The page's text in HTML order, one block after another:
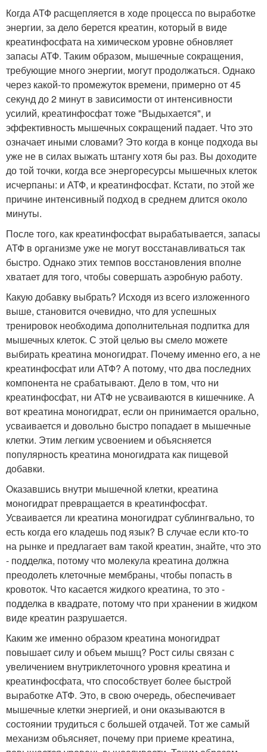
Когда АТФ расщепляется в ходе процесса по выработке
энергии, за дело берется креатин, который в виде
креатинфосфата на химическом уровне обновляет
запасы АТФ. Таким образом, мышечные сокращения,
требующие много энергии, могут продолжаться. Однако
через какой-то промежуток времени, примерно от 45
секунд до 2 минут в зависимости от интенсивности
усилий, креатинфосфат тоже "Выдыхается", и
эффективность мышечных сокращений падает. Что это
означает иными словами? Это когда в конце подхода вы
уже не в силах выжать штангу хотя бы раз. Вы доходите
до той точки, когда все энергоресурсы мышечных клеток
исчерпаны: и АТФ, и креатинфосфат. Кстати, по этой же
причине интенсивный подход в среднем длится около
минуты.
После того, как креатинфосфат вырабатывается, запасы
АТФ в организме уже не могут восстанавливаться так
быстро. Однако этих темпов восстановления вполне
хватает для того, чтобы совершать аэробную работу.
Какую добавку выбрать? Исходя из всего изложенного
выше, становится очевидно, что для успешных
тренировок необходима дополнительная подпитка для
мышечных клеток. С этой целью вы смело можете
выбирать креатина моногидрат. Почему именно его, а не
креатинфосфат или АТФ? А потому, что два последних
компонента не срабатывают. Дело в том, что ни
креатинфосфат, ни АТФ не усваиваются в кишечнике. А
вот креатина моногидрат, если он принимается орально,
усваивается и довольно быстро попадает в мышечные
клетки. Этим легким усвоением и объясняется
популярность креатина моногидрата как пищевой
добавки.
Оказавшись внутри мышечной клетки, креатина
моногидрат превращается в креатинфосфат.
Усваивается ли креатина моногидрат сублингвально, то
есть когда его кладешь под язык? В случае если кто-то
на рынке и предлагает вам такой креатин, знайте, что это
- подделка, потому что молекула креатина должна
преодолеть клеточные мембраны, чтобы попасть в
кровоток. Что касается жидкого креатина, то это -
подделка в квадрате, потому что при хранении в жидком
виде креатин разрушается.
Каким же именно образом креатина моногидрат
повышает силу и объем мышц? Рост силы связан с
увеличением внутриклеточного уровня креатина и
креатинфосфата, что способствует более быстрой
выработке АТФ. Это, в свою очередь, обеспечивает
мышечные клетки энергией, и они оказываются в
состоянии трудиться с большей отдачей. Тот же самый
механизм объясняет, почему при приеме креатина,